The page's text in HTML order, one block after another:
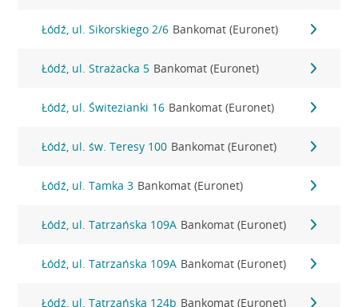
Łódź, ul. Sikorskiego 2/6 Bankomat (Euronet)
Łódź, ul. Strażacka 5 Bankomat (Euronet)
Łódź, ul. Świtezianki 16 Bankomat (Euronet)
Łódź, ul. św. Teresy 100 Bankomat (Euronet)
Łódź, ul. Tamka 3 Bankomat (Euronet)
Łódź, ul. Tatrzańska 109A Bankomat (Euronet)
Łódź, ul. Tatrzańska 109A Bankomat (Euronet)
Łódź, ul. Tatrzańska 124b Bankomat (Euronet)